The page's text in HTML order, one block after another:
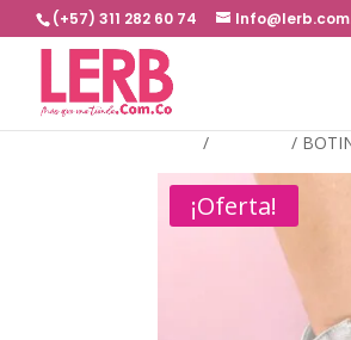
(+57) 311 282 60 74
/ /
¡Oferta!